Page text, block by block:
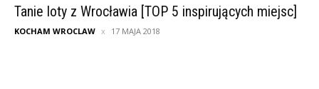
Tanie loty z Wrocławia [TOP 5 inspirujących miejsc]
KOCHAM WROCLAW 17 MAJA 2018